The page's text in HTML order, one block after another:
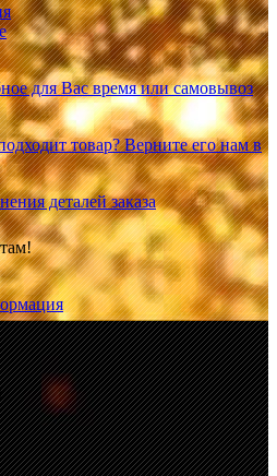
для Вас время или самовывоз
товар? Верните его нам в
деталей заказа